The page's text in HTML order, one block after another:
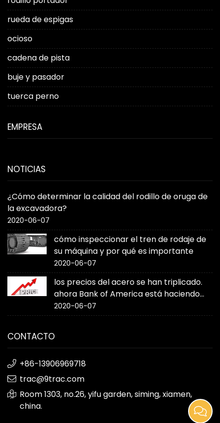
rueda de espigas
ocioso
cadena de pista
buje y pasador
tuerca perno
EMPRESA
NOTICIAS
¿Cómo determinar la calidad del rodillo de oruga de
la excavadora?
2020-06-07
cómo inspeccionar el tren de rodaje de
su máquina y por qué es importante
2020-06-07
los precios del acero se han triplicado.
ahora Bank of America está haciendo
sonar la alarma
2020-06-07
CONTACTO
+86-13906969718
trac@9trac.com
Room 1303, no.26, yifu garden, siming, xiamen,
china.